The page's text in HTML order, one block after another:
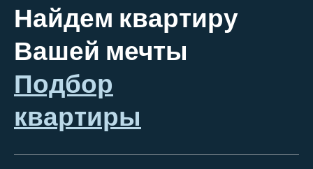
Найдем квартиру
Вашей мечты
Подбор
квартиры